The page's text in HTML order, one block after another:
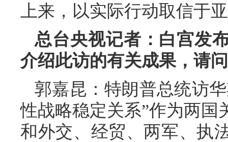
上来，以实际行动取信于
总台央视记者：白宫发
介绍此访的有关成果，请
郭嘉昆：特朗普总统访
性战略稳定关系”作为两国
和外交、经贸、两军、执